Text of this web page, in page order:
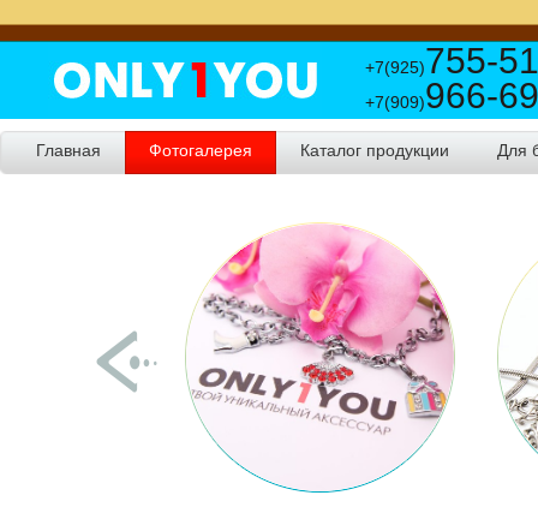
+7(925)755-
+7(909)966-
Главная Фотогалерея Каталог продукции Для